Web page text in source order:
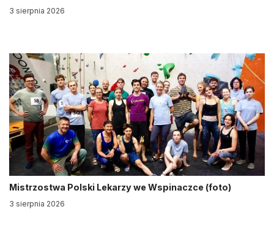
3 sierpnia 2026
Mistrzostwa Polski Lekarzy we Wspinaczce (foto)
3 sierpnia 2026